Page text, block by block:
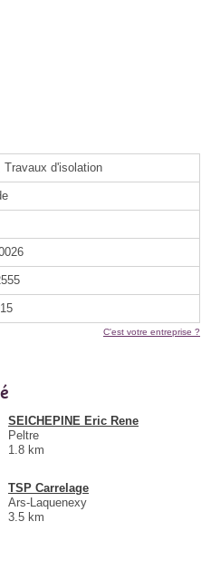
Travaux d'isolation
C'est votre entreprise ?
SEICHEPINE Eric Rene
Peltre
1.8 km
TSP Carrelage
Ars-Laquenexy
3.5 km